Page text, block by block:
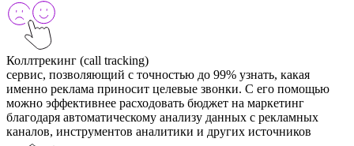
Коллтрекинг (call tracking)
сервис, позволяющий с точностью до 99% узнать, какая
именно реклама приносит целевые звонки. С его помощью
можно эффективнее расходовать бюджет на маркетинг
благодаря автоматическому анализу данных с рекламных
каналов, инструментов аналитики и других источников